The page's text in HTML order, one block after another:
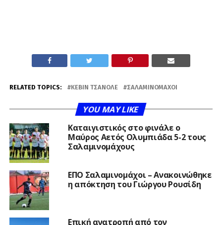
RELATED TOPICS: ΚΈΒΙΝ ΤΣΑΝΟΛΈ ΣΑΛΑΜΙΝΟΜΆΧΟΙ
YOU MAY LIKE
Καταιγιστικός στο φινάλε ο
Μαύρος Αετός Ολυμπιάδα 5-2 τους
Σαλαμινομάχους
ΕΠΟ Σαλαμινομάχοι – Ανακοινώθηκε
η απόκτηση του Γιώργου Ρουσίδη
Επική ανατροπή από τον